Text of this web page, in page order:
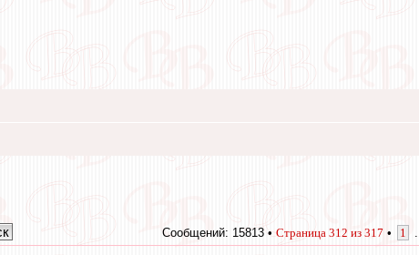
Сообщений: 15813 • Страница 312 из 317 • 1